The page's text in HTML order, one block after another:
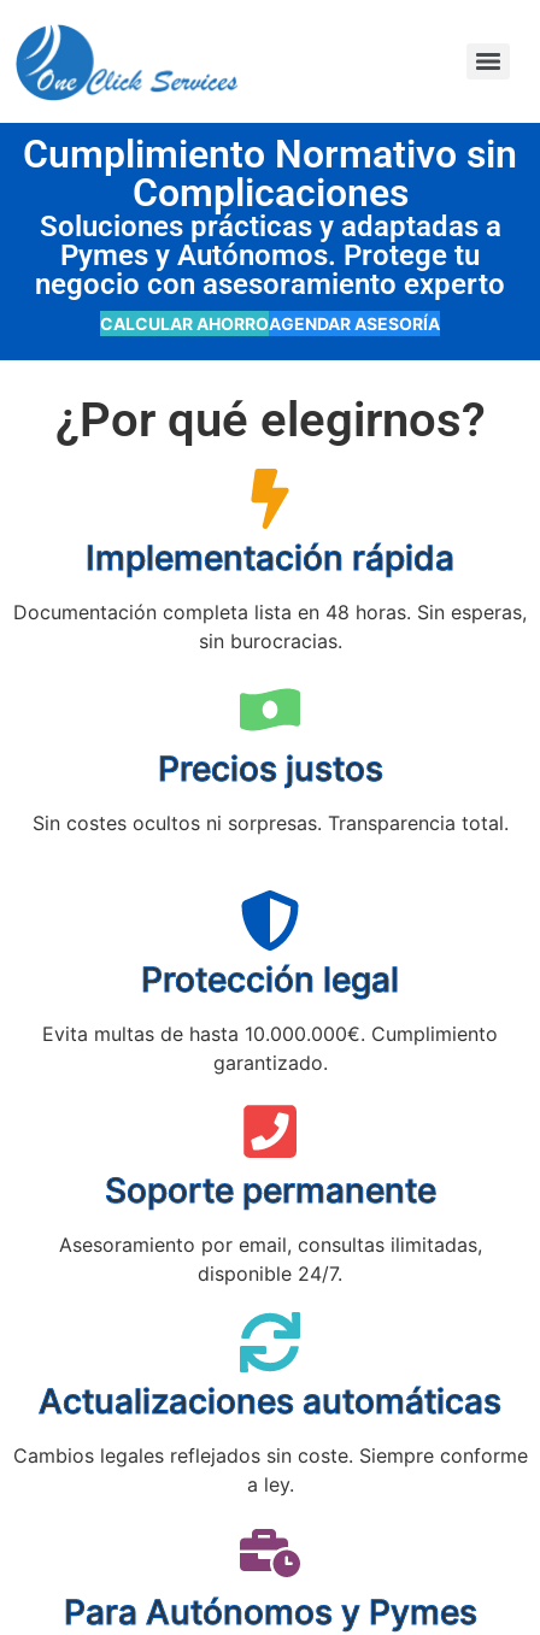
Cumplimiento Normativo sin
Complicaciones
Soluciones prácticas y adaptadas a
Pymes y Autónomos. Protege tu
negocio con asesoramiento experto
CALCULAR AHORROAGENDAR ASESORÍA
¿Por qué elegirnos?
Implementación rápida
Documentación completa lista en 48 horas. Sin esperas,
sin burocracias.
Precios justos
Sin costes ocultos ni sorpresas. Transparencia total.
Protección legal
Evita multas de hasta 10.000.000€. Cumplimiento
garantizado.
Soporte permanente
Asesoramiento por email, consultas ilimitadas,
disponible 24/7.
Actualizaciones automáticas
Cambios legales reflejados sin coste. Siempre conforme
a ley.
Para Autónomos y Pymes